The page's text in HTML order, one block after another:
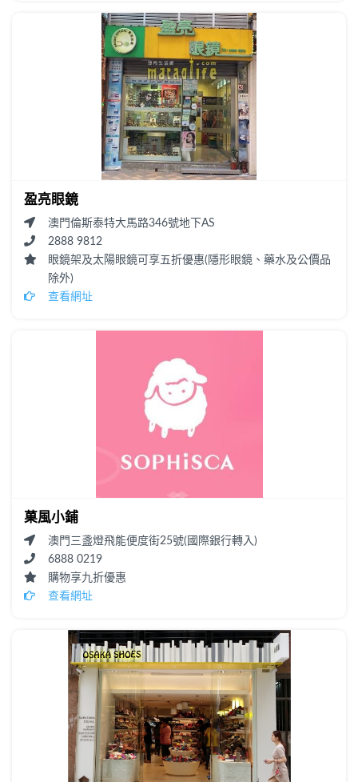
盈亮眼鏡
澳門倫斯泰特大馬路346號地下AS
2888 9812
眼鏡架及太陽眼鏡可享五折優惠(隱形眼鏡、藥水及公價品
除外)
查看網址
菓風小鋪
澳門三盞燈飛能便度街25號(國際銀行轉入)
6888 0219
購物享九折優惠
查看網址